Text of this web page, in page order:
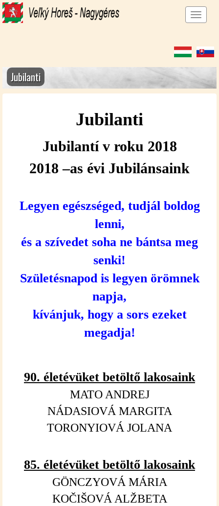
Jubilanti
Jubilanti
Jubilantí v roku 2018
2018 –as évi Jubilánsaink
Legyen egészséged, tudjál boldog
lenni,
és a szívedet soha ne bántsa meg
senki!
Születésnapod is legyen örömnek
napja,
kívánjuk, hogy a sors ezeket
megadja!
90. életévüket betöltő lakosaink
MATO ANDREJ
NÁDASIOVÁ MARGITA
TORONYIOVÁ JOLANA
85. életévüket betöltő lakosaink
GÖNCZYOVÁ MÁRIA
KOČIŠOVÁ ALŽBETA